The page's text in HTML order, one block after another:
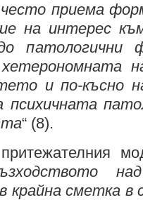
приема
на интерес
патологични
и по-късно
психичната
“ (8).
крайна сметка в